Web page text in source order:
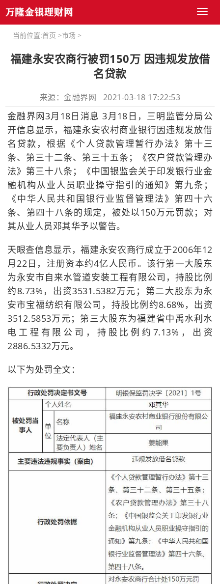
Toggle
当前位置:首页 >市场 >
福建永安农商行被罚150万 因违规发放借
名贷款
来源：金融界网 2021-03-18 17:22:53
金融界网3月18日消息 3月18日，三明监管分局公
开信息显示，福建永安农村商业银行因违规发放借
名贷款，根据《个人贷款管理暂行办法》第十三
条、第三十二条、第三十五条；《农户贷款管理办
法》第三十八条；《中国银监会关于印发银行业金
融机构从业人员职业操守指引的通知》第九条；
《中华人民共和国银行业监督管理法》第四十六
条、第四十八条的规定，被处以150万元罚款；对
其从业人员邓其华予以警告。
天眼查信息显示，福建永安农商行成立于2006年12
月22日，注册资本约4亿人民币。该行第一大股东
为永安市自来水管道安装工程有限公司，持股比例
约8.73%，出资3531.5382万元；第二大股东为永
安市宝福纺织有限公司，持股比例约8.68%，出资
3512.5853万元；第三大股东为福建省中禹水利水
电工程有限公司，持股比例约7.13%，出资
2886.5332万元。
以下为处罚全文：